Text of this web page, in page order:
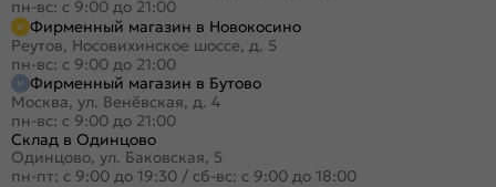
пн-вс: с 9:00 до 21:00
Фирменный магазин в Новокосино
Реутов, Носовихинское шоссе, д. 5
пн-вс: с 9:00 до 21:00
Фирменный магазин в Бутово
Москва, ул. Венёвская, д. 4
пн-вс: с 9:00 до 21:00
Склад в Одинцово
Одинцово, ул. Баковская, 5
пн-пт: с 9:00 до 19:30 / сб-вс: с 9:00 до 18:00